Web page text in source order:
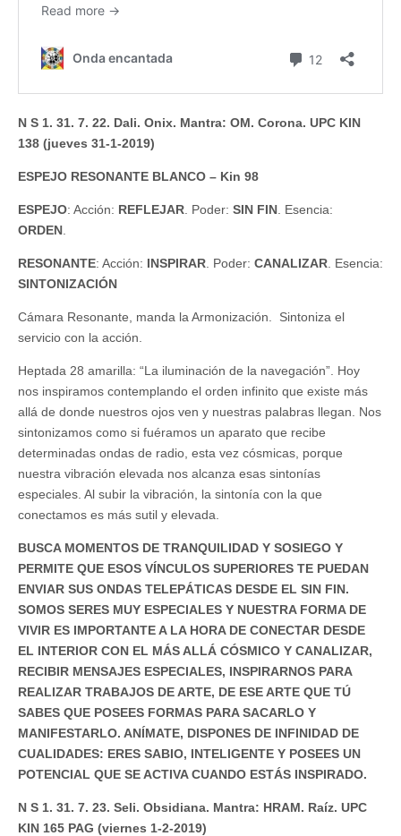
N S 1. 31. 7. 22. Dali. Onix. Mantra: OM. Corona. UPC KIN
138 (jueves 31-1-2019)
ESPEJO RESONANTE BLANCO – Kin 98
ESPEJO: Acción: REFLEJAR . Poder: SIN FIN . Esencia:
ORDEN
RESONANTE: Acción: INSPIRAR . Poder: CANALIZAR . Esencia:
SINTONIZACIÓN
Cámara Resonante, manda la Armonización. Sintoniza el
servicio con la acción.
Heptada 28 amarilla: “La iluminación de la navegación”. Hoy
nos inspiramos contemplando el orden infinito que existe más
allá de donde nuestros ojos ven y nuestras palabras llegan. Nos
sintonizamos como si fuéramos un aparato que recibe
determinadas ondas de radio, esta vez cósmicas, porque
nuestra vibración elevada nos alcanza esas sintonías
especiales. Al subir la vibración, la sintonía con la que
conectamos es más sutil y elevada.
BUSCA MOMENTOS DE TRANQUILIDAD Y SOSIEGO Y
PERMITE QUE ESOS VÍNCULOS SUPERIORES TE PUEDAN
ENVIAR SUS ONDAS TELEPÁTICAS DESDE EL SIN FIN.
SOMOS SERES MUY ESPECIALES Y NUESTRA FORMA DE
VIVIR ES IMPORTANTE A LA HORA DE CONECTAR DESDE
EL INTERIOR CON EL MÁS ALLÁ CÓSMICO Y CANALIZAR,
RECIBIR MENSAJES ESPECIALES, INSPIRARNOS PARA
REALIZAR TRABAJOS DE ARTE, DE ESE ARTE QUE TÚ
SABES QUE POSEES FORMAS PARA SACARLO Y
MANIFESTARLO. ANÍMATE, DISPONES DE INFINIDAD DE
CUALIDADES: ERES SABIO, INTELIGENTE Y POSEES UN
POTENCIAL QUE SE ACTIVA CUANDO ESTÁS INSPIRADO.
N S 1. 31. 7. 23. Seli. Obsidiana. Mantra: HRAM. Raíz. UPC
KIN 165 PAG (viernes 1-2-2019)